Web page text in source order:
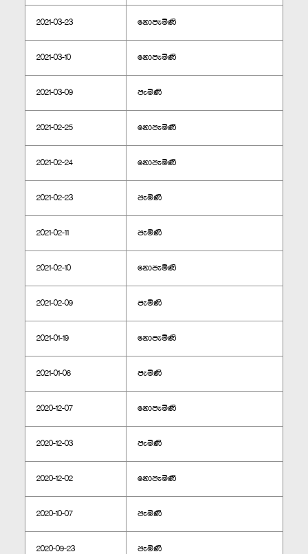
2021-03-23 නොපැමිණි
2021-03-10 නොපැමිණි
2021-03-09 පැමිණි
2021-02-25 නොපැමිණි
2021-02-24 නොපැමිණි
2021-02-23 පැමිණි
2021-02-11 පැමිණි
2021-02-10 නොපැමිණි
2021-02-09 පැමිණි
2021-01-19 නොපැමිණි
2021-01-06 පැමිණි
2020-12-07 නොපැමිණි
2020-12-03 පැමිණි
2020-12-02 නොපැමිණි
2020-10-07 පැමිණි
2020-09-23 පැමිණි